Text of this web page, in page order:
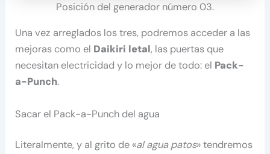
Posición del generador número 03.
Una vez arreglados los tres, podremos acceder a las
mejoras como el Daikiri letal, las puertas que
necesitan electricidad y lo mejor de todo: el Pack-
a-Punch.
Sacar el Pack-a-Punch del agua
Literalmente, y al grito de «al agua patos» tendremos